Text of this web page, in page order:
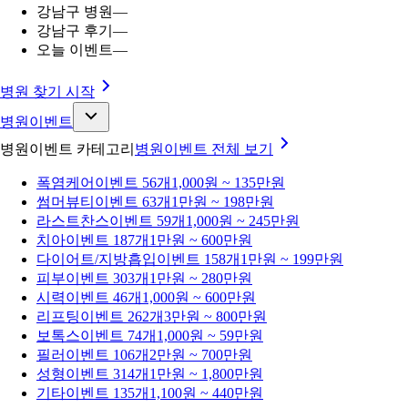
강남구 병원—
강남구 후기 —
오늘 이벤트—
병원 찾기 시작
병원이벤트
병원이벤트 카테고리 병원이벤트 전체 보기
폭염케어 이벤트 56개 1,000원 ~ 135만원
썸머뷰티 이벤트 63개 1만원 ~ 198만원
라스트찬스이벤트 59개 1,000원 ~ 245만원
치아이벤트 187개 1만원 ~ 600만원
다이어트/지방흡입이벤트 158개 1만원 ~ 199만원
피부이벤트 303개 1만원 ~ 280만원
시력이벤트 46개 1,000원 ~ 600만원
리프팅이벤트 262개3만원 ~ 800만원
보톡스이벤트 74개 1,000원 ~ 59만원
필러 이벤트 106개 2만원 ~ 700만원
성형이벤트 314개 1만원 ~ 1,800만원
기타이벤트 135개 1,100원 ~ 440만원